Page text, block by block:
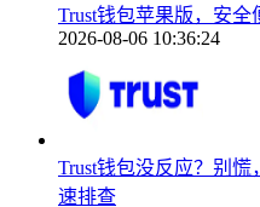
Trust钱包苹果版，安
2026-08-06 10:36:24
Trust钱包没反应？别
速排查